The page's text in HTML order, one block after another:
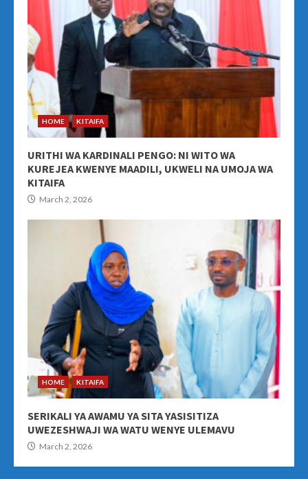
HOME KITAIFA
URITHI WA KARDINALI PENGO: NI WITO WA
KUREJEA KWENYE MAADILI, UKWELI NA UMOJA WA
KITAIFA
March 2, 2026
HOME KITAIFA
SERIKALI YA AWAMU YA SITA YASISITIZA
UWEZESHWAJI WA WATU WENYE ULEMAVU
March 2, 2026